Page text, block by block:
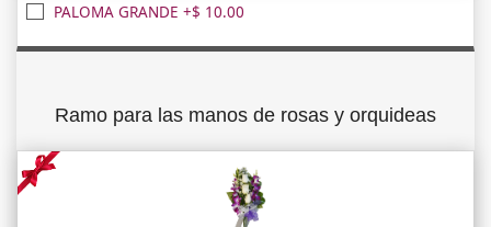
PALOMA GRANDE +$ 10.00
Ramo para las manos de rosas y orquideas